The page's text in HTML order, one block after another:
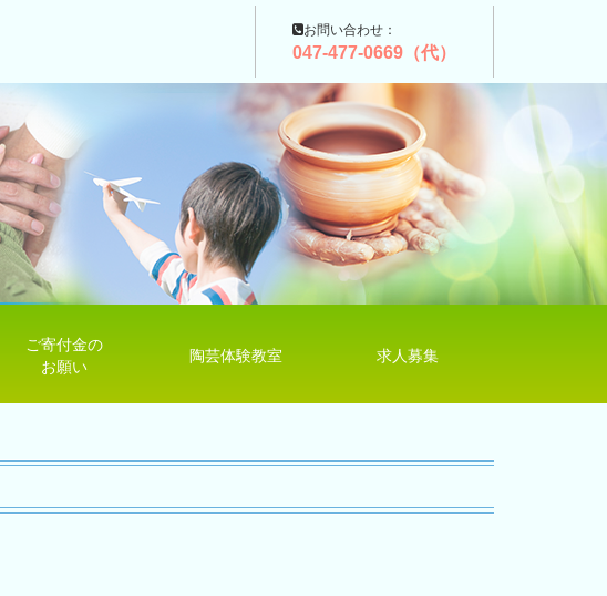
お問い合わせ：
047-477-0669（代）
ご寄付金の
お願い
陶芸体験教室 求人募集